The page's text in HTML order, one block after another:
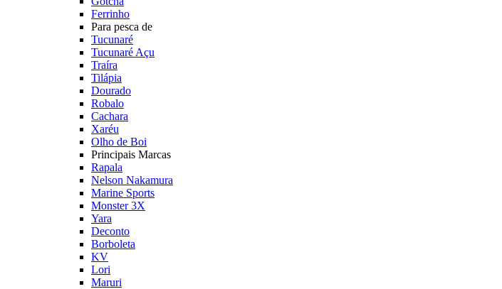
Ferrinho
Para pesca de
Tucunaré
Tucunaré Açu
Traíra
Tilápia
Dourado
Robalo
Cachara
Xaréu
Olho de Boi
Principais Marcas
Rapala
Nelson Nakamura
Marine Sports
Monster 3X
Yara
Deconto
Borboleta
KV
Lori
Maruri